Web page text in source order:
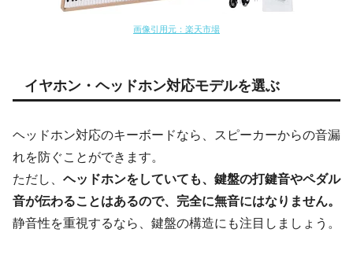
画像引用元：楽天市場
イヤホン・ヘッドホン対応モデルを選ぶ
ヘッドホン対応のキーボードなら、スピーカーからの音漏
れを防ぐことができます。
ただし、 ヘッドホンをしていても、鍵盤の打鍵音やペダル
音が伝わることはあるので、完全に無音にはなりません。
静音性を重視するなら、鍵盤の構造にも注目しましょう。